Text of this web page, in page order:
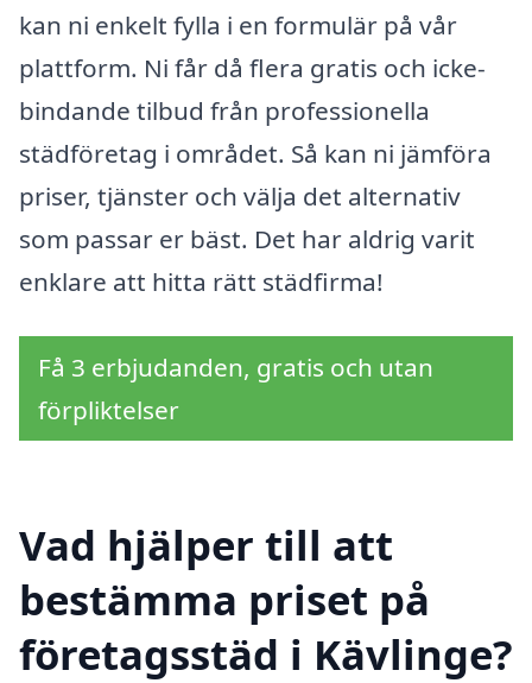
kan ni enkelt fylla i en formulär på vår
plattform. Ni får då flera gratis och icke-
bindande tilbud från professionella
städföretag i området. Så kan ni jämföra
priser, tjänster och välja det alternativ
som passar er bäst. Det har aldrig varit
enklare att hitta rätt städfirma!
Få 3 erbjudanden, gratis och utan
förpliktelser
Vad hjälper till att
bestämma priset på
företagsstäd i Kävlinge?